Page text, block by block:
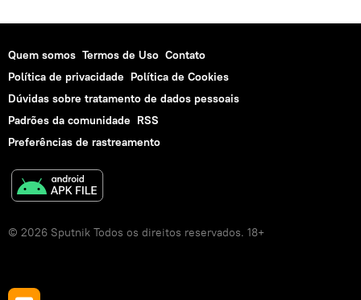
Quem somos Termos de Uso Contato
Política de privacidade Política de Cookies
Dúvidas sobre tratamento de dados pessoais
Padrões da comunidade RSS
Preferências de rastreamento
© 2026 Sputnik Todos os direitos reservados. 18+